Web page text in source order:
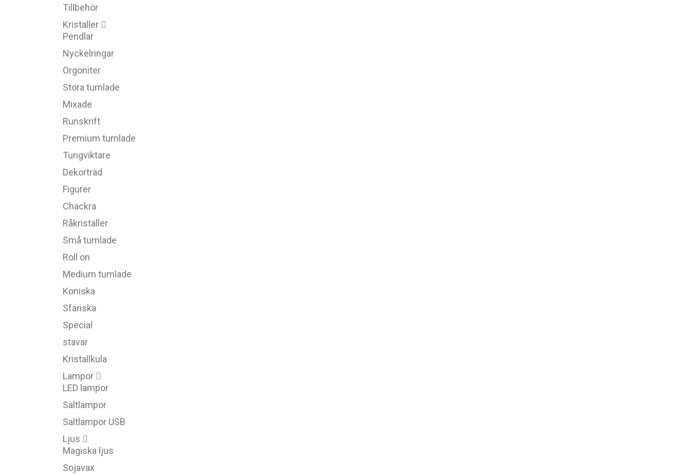
Tillbehör
Kristaller
Pendlar
Nyckelringar
Orgoniter
Stora tumlade
Mixade
Runskrift
Premium tumlade
Tungviktare
Dekorträd
Figurer
Chackra
Råkristaller
Små tumlade
Roll on
Medium tumlade
Koniska
Sfäriska
Special
stavar
Kristallkula
Lampor
LED lampor
Saltlampor
Saltlampor USB
Ljus
Magiska ljus
Sojavax